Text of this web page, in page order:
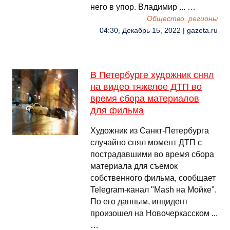
него в упор. Владимир ... …
Общество, регионы
04:30, Декабрь 15, 2022 | gazeta.ru
В Петербурге художник снял
на видео тяжелое ДТП во
время сбора материалов
для фильма
Художник из Санкт-Петербурга
случайно снял момент ДТП с
пострадавшими во время сбора
материала для съемок
собственного фильма, сообщает
Telegram-канал "Mash на Мойке".
По его данным, инцидент
произошел на Новочеркасском ...
…